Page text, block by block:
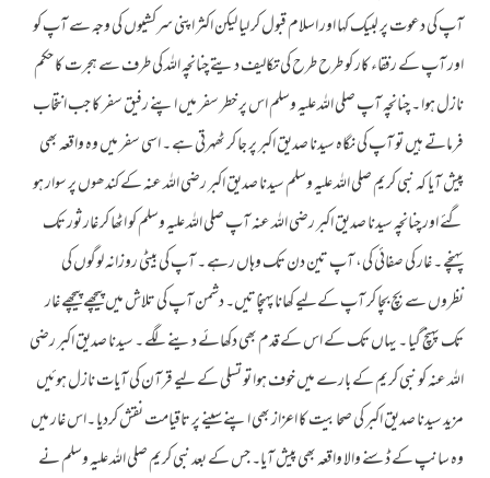
آپ کی دعوت پر لبیک کہا اور اسلام قبول کر لیا لیکن اکثر اپنی سرکشیوں کی وجہ سے آپ کو
اور آپ کے رفقاء کار کو طرح طرح کی تکالیف دیتے چنانچہ اللہ کی طرف سے ہجرت کا حکم
نازل ہوا ۔ چنانچہ آپ صلی اللہ علیہ وسلم اس پر خطر سفر میں اپنے رفیق سفر کا جب انتخاب
فرماتے ہیں تو آپ کی نگاہ سیدنا صدیق اکبر پر جا کر ٹھہرتی ہے ۔ اسی سفر میں وہ واقعہ بھی
پیش آیا کہ نبی کریم صلی اللہ علیہ وسلم سیدنا صدیق اکبر رضی اللہ عنہ کے کندھوں پر سوار ہو
گئے اور چنانچہ سیدنا صدیق اکبر رضی اللہ عنہ آپ صلی اللہ علیہ وسلم کو اٹھا کر غار ثور تک
پہنچے ۔ غار کی صفائی کی، آپ تین دن تک وہاں رہے ۔ آپ کی بیٹی روزانہ لوگوں کی
نظروں سے بچ بچا کر آپ کےلیے کھاناپہنچاتیں۔ دشمن آپ کی تلاش میں پیچھے پیچھے غار
تک پہنچ گیا ۔ یہاں تک کے اس کے قدم بھی دکھائے دینے لگے ۔ سیدنا صدیق اکبر رضی
اللہ عنہ کو نبی کریم کے بارے میں خوف ہوا تو تسلی کے لیے قرآن کی آیات نازل ہوئیں
مزید سیدنا صدیق اکبر کی صحابیت کا اعزاز بھی اپنے سینے پر تاقیامت نقش کردیا ۔اس غار میں
وہ سانپ کے ڈسنے والا واقعہ بھی پیش آیا۔ جس کے بعد نبی کریم صلی اللہ علیہ وسلم نے